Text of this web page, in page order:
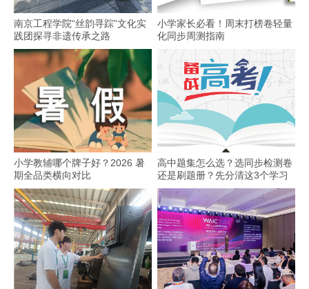
南京工程学院“丝韵寻踪”文化实
践团探寻非遗传承之路
小学家长必看！周末打榜卷轻量
化同步周测指南
小学教辅哪个牌子好？2026 暑
期全品类横向对比
高中题集怎么选？选同步检测卷
还是刷题册？先分清这3个学习
场景